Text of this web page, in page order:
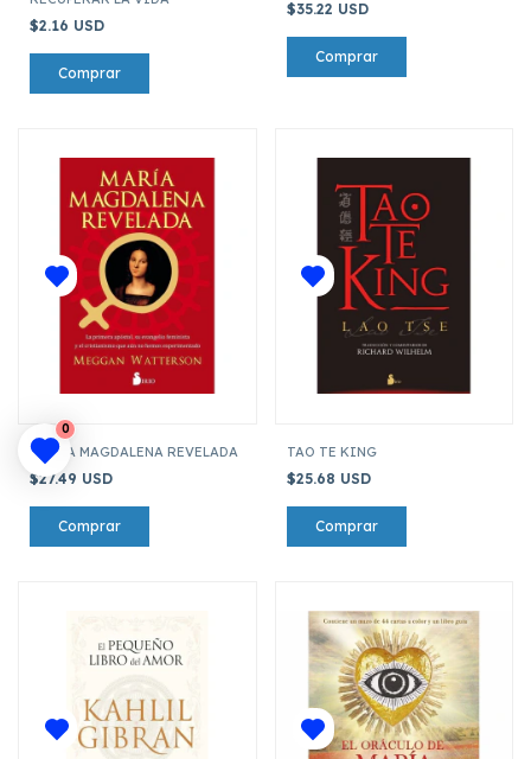
$2.16 USD
$35.22 USD
MARÍA MAGDALENA REVELADA
$27.49 USD
TAO TE KING
$25.68 USD
0